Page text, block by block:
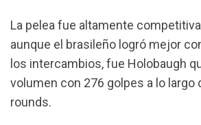
La pelea fue altamente
aunque el brasileño logró mejor
los intercambios, fue Holobaugh
volumen con 276 golpes a lo largo
rounds.